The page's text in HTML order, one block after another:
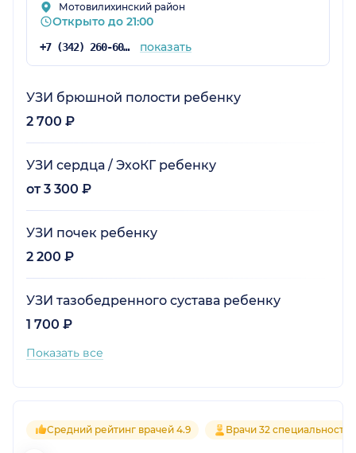
Мотовилихинский район
Открыто до 21:00
+7 (342) 260-60-60 показать
УЗИ брюшной полости ребенку
2 700 ₽
УЗИ сердца / ЭхоКГ ребенку
от 3 300 ₽
УЗИ почек ребенку
2 200 ₽
УЗИ тазобедренного сустава ребенку
1 700 ₽
Показать все
Средний рейтинг врачей 4.9 Врачи 32 специальностей